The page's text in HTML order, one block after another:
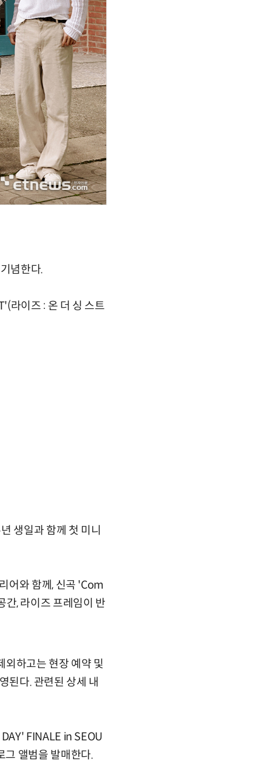
념한다.
라이즈 : 온 더 싱 스트
생일과 함께 첫 미니
어와 함께, 신곡 'Com
, 라이즈 프레임이 반
하고는 현장 예약 및
된다. 관련된 상세 내
FINALE in SEOU
그 앨범을 발매한다.